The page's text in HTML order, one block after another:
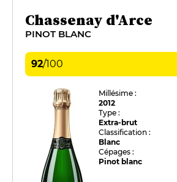
Chassenay d'Arce
PINOT BLANC
92/100
Millésime :
2012
Type :
Extra-brut
Classification :
Blanc
Cépages :
Pinot blanc